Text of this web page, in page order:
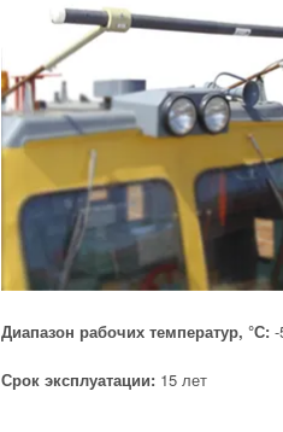
Диапазон рабочих температур, °С:
Срок эксплуатации: 15 лет